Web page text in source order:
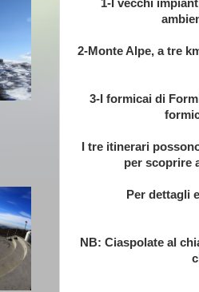
1-I vecchi
2-Monte Alpe, a tre
3-I formicai di
I tre itinerari
per scoprire
Per dettagli
NB: Ciaspolate al